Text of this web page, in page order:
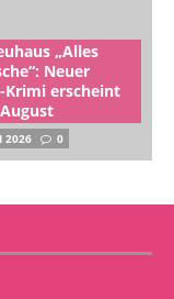
„Alles
Neuer
Krimi erscheint
2026 0